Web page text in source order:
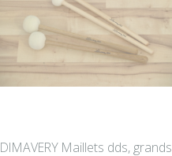
DIMAVERY Maillets dds, grands